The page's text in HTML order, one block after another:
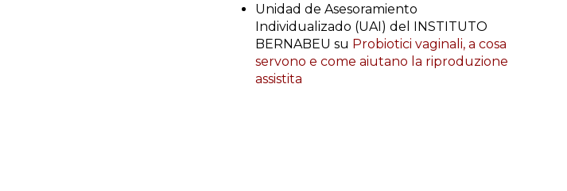
Unidad de Asesoramiento
Individualizado (UAI) del INSTITUTO
BERNABEU su Probiotici vaginali, a cosa
servono e come aiutano la riproduzione
assistita